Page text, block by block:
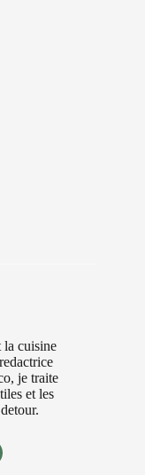
la cuisine
je traite
et les